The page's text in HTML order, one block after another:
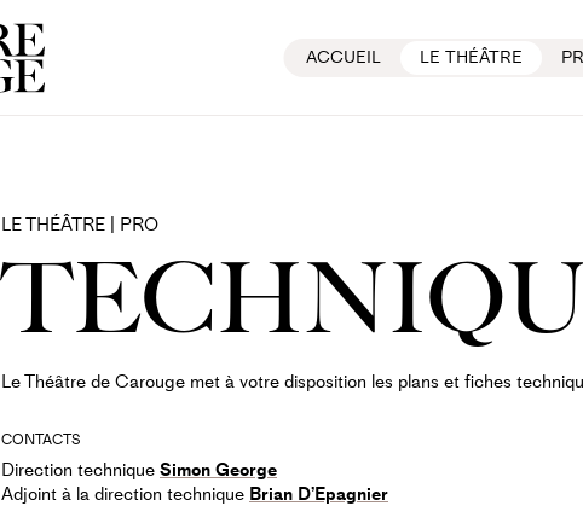
ACCUEIL LE THÉÂTRE
LE THÉÂTRE | PRO
Le Théâtre de Carouge met à votre disposition les plans et fiches
CONTACTS
Direction technique Simon George
Adjoint à la direction technique Brian D’Epagnier